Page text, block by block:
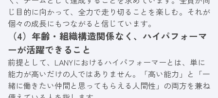
じ目的に向かって、全力で走り切ることを楽しむ。それが
個々の成長にもつながると信じています。
（4）年齢・組織構造関係なく、ハイパフォーマ
ーが活躍できること
前提として、LANYにおけるハイパフォーマーとは、単に
能力が高いだけの人ではありません。「高い能力」と「一
緒に働きたい仲間と思ってもらえる人間性」の両方を兼ね